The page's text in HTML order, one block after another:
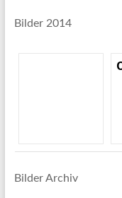
Bilder 2014
Bilder Archiv